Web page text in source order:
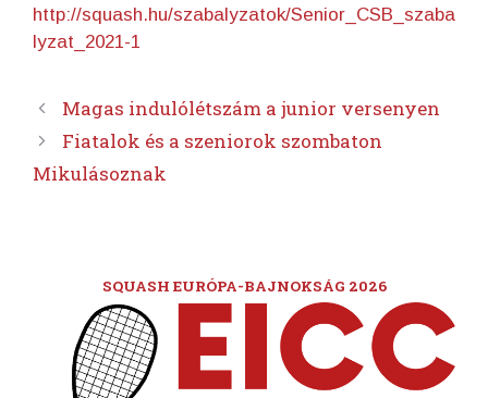
http://squash.hu/szabalyzatok/Senior_CSB_szaba
lyzat_2021-1
Magas indulólétszám a junior versenyen
Fiatalok és a szeniorok szombaton
Mikulásoznak
SQUASH EURÓPA-BAJNOKSÁG 2026